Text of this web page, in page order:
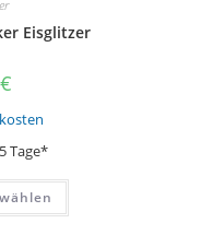
Eisglitzer
€
Tage*
Dieses
weist